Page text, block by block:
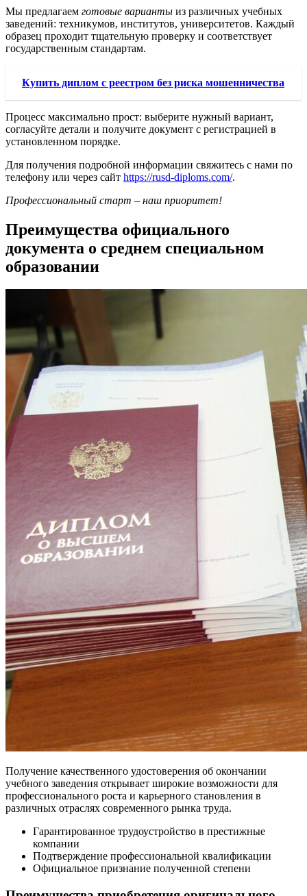
Мы предлагаем готовые варианты из различных учебных
заведений: техникумов, институтов, университетов. Каждый
образец проходит тщательную проверку и соответствует
государственным стандартам.
Купить диплом с реестром без риска мошенничества
Процесс максимально прост: выберите нужный вариант,
согласуйте детали и получите документ с регистрацией в
установленном порядке.
Для получения подробной информации свяжитесь с нами по
телефону или через сайт https://rusd-diploms.com/.
Профессиональный старт – наш приоритет!
Преимущества официального
документа о среднем специальном
образовании
Получение качественного удостоверения об окончании
учебного заведения открывает широкие возможности для
профессионального роста и карьерного становления в
различных отраслях современного рынка труда.
Гарантированное трудоустройство в престижные
компании
Подтверждение профессиональной квалификации
Официальное признание полученной степени